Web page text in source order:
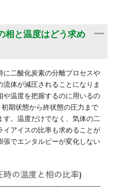
A
相と温度はどう求め
に二酸化炭素の分離プロセスや
体が減圧されることになりま
や温度を把握するのに用いるの
期状態から終状態の圧力まで
。温度だけでなく、気体の二
イアイスの比率も求めることが
張でエンタルピーが変化しない